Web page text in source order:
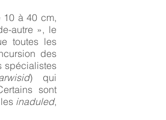
10 à 40 cm,
autre », le
toutes les
des
spécialistes
) qui
sont
inaduled,